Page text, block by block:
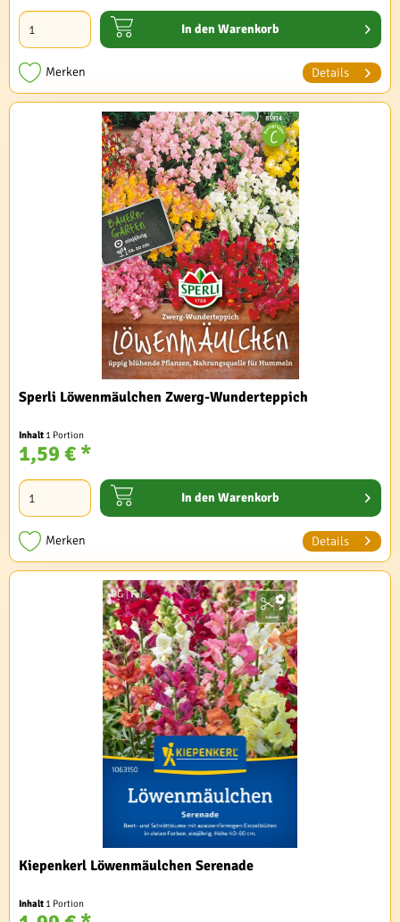
In den Warenkorb
Merken Details
Sperli Löwenmäulchen Zwerg-Wunderteppich
Inhalt 1 Portion
1,59 € *
In den Warenkorb
Merken Details
Kiepenkerl Löwenmäulchen Serenade
Inhalt 1 Portion